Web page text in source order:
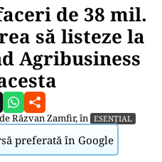
de 38 mil.
să listeze la
Agribusiness
Răzvan Zamfir, în ESENȚIAL
preferată în Google